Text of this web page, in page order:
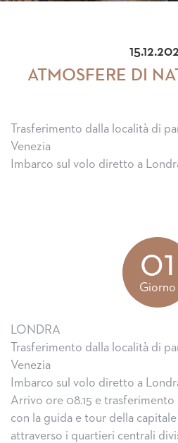
ATMOSFERE DI
Trasferimento dalla località di
Venezia
Imbarco sul volo diretto a
01
Giorno
LONDRA
Trasferimento dalla località di
Venezia
Imbarco sul volo diretto a
Arrivo ore 08.15 e
con la guida e tour della
attraverso i quartieri centrali